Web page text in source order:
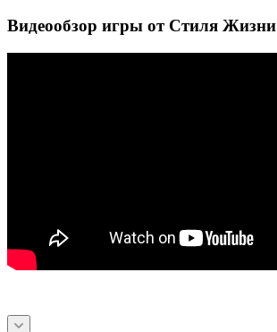
Видеообзор игры от Стиля Жизни